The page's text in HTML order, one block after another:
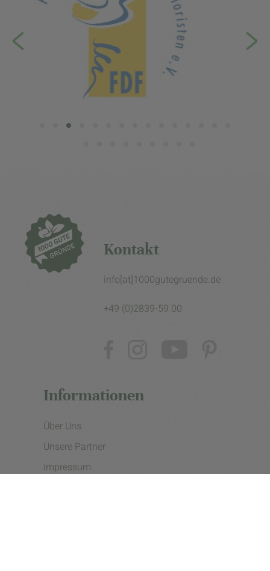
Kontakt
info[at]1000gutegruende.de
+49 (0)2839-59 00
Informationen
Über Uns
Unsere Partner
Impressum